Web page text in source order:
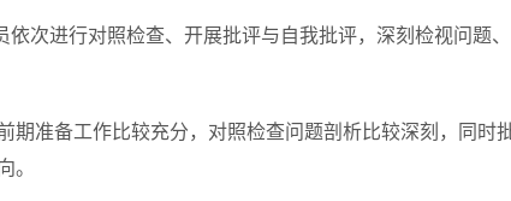
次进行对照检查、开展批评与自我批评，深刻检视问题
期准备工作比较充分，对照检查问题剖析比较深刻，同时
。